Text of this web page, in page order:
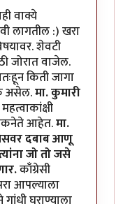
वाक्ये
लागतील :) खरा
शेवटी
जोरात वाजेल.
किती जागा
असेल.मा. कुमारी
आहेत.मा.
दबाब आणू
जो तो जसे
काँग्रेसी
आपल्याला